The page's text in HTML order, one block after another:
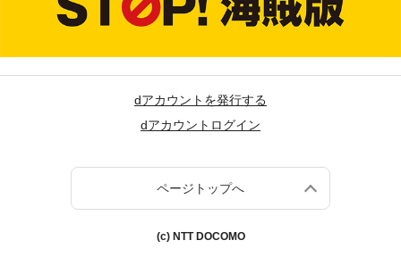
dアカウントを発行する
dアカウントログイン
ページトップへ
(c) NTT DOCOMO